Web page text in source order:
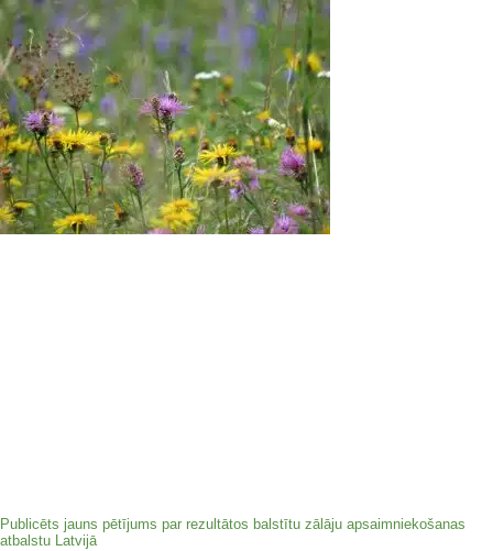
Publicēts jauns pētījums par rezultātos balstītu zālāju apsaimniekošanas
atbalstu Latvijā